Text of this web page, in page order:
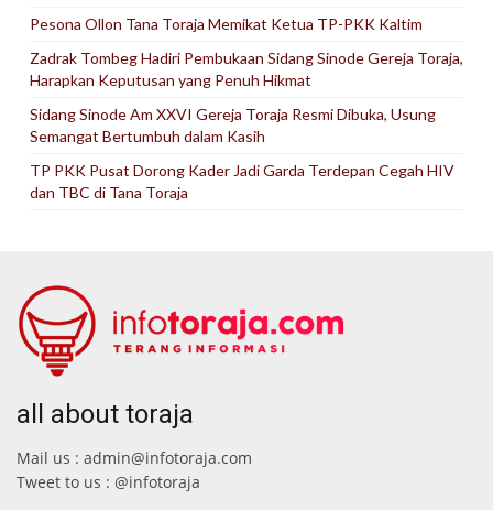
Pesona Ollon Tana Toraja Memikat Ketua TP-PKK Kaltim
Zadrak Tombeg Hadiri Pembukaan Sidang Sinode Gereja Toraja,
Harapkan Keputusan yang Penuh Hikmat
Sidang Sinode Am XXVI Gereja Toraja Resmi Dibuka, Usung
Semangat Bertumbuh dalam Kasih
TP PKK Pusat Dorong Kader Jadi Garda Terdepan Cegah HIV
dan TBC di Tana Toraja
all about toraja
Mail us : admin@infotoraja.com
Tweet to us : @infotoraja